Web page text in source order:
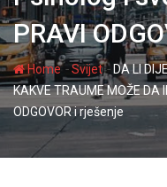
PRAVI
Home-Svijet- DA LI
KAKVE TRAUME MOŽE
ODGOVOR i rješenje